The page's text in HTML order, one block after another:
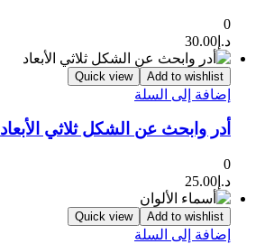
0
د.إ 30.00
Add to wishlist
Quick view
إضافة إلى السلة
أدر وابحث عن الشكل ثلاثي الأبعاد
0
د.إ 25.00
Add to wishlist
Quick view
إضافة إلى السلة